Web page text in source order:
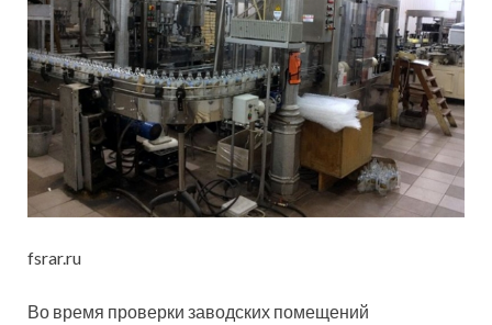
fsrar.ru
Во время проверки заводских помещений